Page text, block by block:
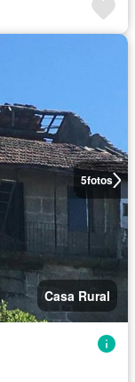
5fotos
Casa Rural